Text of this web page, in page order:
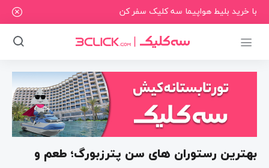
با خرید بلیط هواپیما سه کلیک سفر کن
بهترین رستوران های سن پترزبورگ؛ طعم و